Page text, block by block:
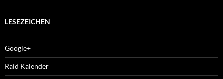
LESEZEICHEN
Google+
Raid Kalender